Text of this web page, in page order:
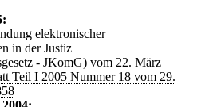
elektronischer
in der Justiz
- JKomG) vom 22. März
Teil I 2005 Nummer 18 vom 29.